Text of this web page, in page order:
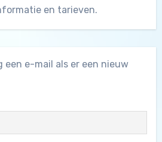
en tarieven.
een e-mail als er een nieuw